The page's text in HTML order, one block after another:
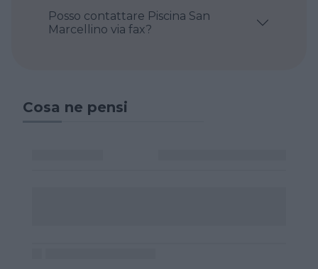
Posso contattare Piscina San
Marcellino via fax?
Cosa ne pensi